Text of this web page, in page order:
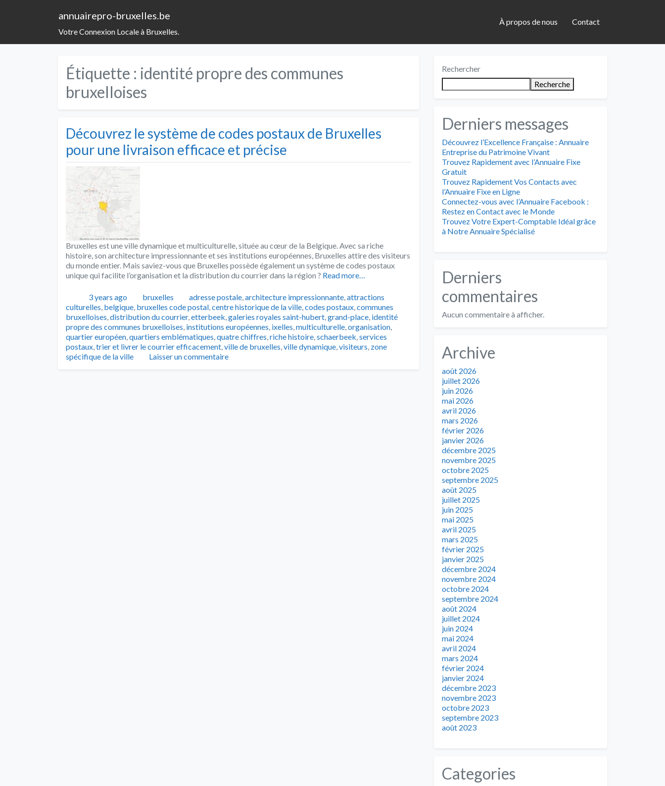
annuairepro-bruxelles.be
Votre Connexion Locale à Bruxelles.
À propos de nous Contact
Étiquette : identité propre des communes
bruxelloises
Découvrez le système de codes postaux de Bruxelles
pour une livraison efficace et précise
Bruxelles est une ville dynamique et multiculturelle, située au cœur de la Belgique. Avec sa riche
histoire, son architecture impressionnante et ses institutions européennes, Bruxelles attire des visiteurs
du monde entier. Mais saviez-vous que Bruxelles possède également un système de codes postaux
unique qui facilite l’organisation et la distribution du courrier dans la région ? Read more…
Publié3 years ago Catégories
bruxelles Tags
adresse postale,architecture impressionnante,attractions
culturelles, belgique, bruxelles code postal,centre historique de la ville,codes postaux,communes
bruxelloises,distribution du courrier,etterbeek,galeries royales saint-hubert,grand-place, identité
propre des communes bruxelloises, institutions européennes, ixelles,multiculturelle,organisation,
quartier européen,quartiers emblématiques,quatre chiffres,riche histoire,schaerbeek,services
postaux,trier et livrer le courrier efficacement,ville de bruxelles,ville dynamique,visiteurs, zone
spécifique de la ville
Laisser un commentaire
Rechercher
Recherche
Derniers messages
Découvrez l’Excellence Française : Annuaire
Entreprise du Patrimoine Vivant
Trouvez Rapidement avec l’Annuaire Fixe
Gratuit
Trouvez Rapidement Vos Contacts avec
l’Annuaire Fixe en Ligne
Connectez-vous avec l’Annuaire Facebook :
Restez en Contact avec le Monde
Trouvez Votre Expert-Comptable Idéal grâce
à Notre Annuaire Spécialisé
Derniers
commentaires
Aucun commentaire à afficher.
Archive
août 2026
juillet 2026
juin 2026
mai 2026
avril 2026
mars 2026
février 2026
janvier 2026
décembre 2025
novembre 2025
octobre 2025
septembre 2025
août 2025
juillet 2025
juin 2025
mai 2025
avril 2025
mars 2025
février 2025
janvier 2025
décembre 2024
novembre 2024
octobre 2024
septembre 2024
août 2024
juillet 2024
juin 2024
mai 2024
avril 2024
mars 2024
février 2024
janvier 2024
décembre 2023
novembre 2023
octobre 2023
septembre 2023
août 2023
Categories